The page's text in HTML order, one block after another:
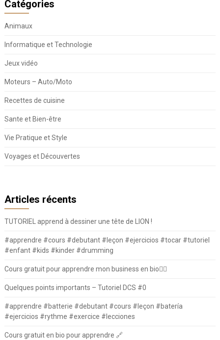
Catégories
Animaux
Informatique et Technologie
Jeux vidéo
Moteurs – Auto/Moto
Recettes de cuisine
Sante et Bien-être
Vie Pratique et Style
Voyages et Découvertes
Articles récents
TUTORIEL apprend à dessiner une tête de LION !
#apprendre #cours #debutant #leçon #ejercicios #tocar #tutoriel
#enfant #kids #kinder #drumming
Cours gratuit pour apprendre mon business en bio⛓️‍💥
Quelques points importants – Tutoriel DCS #0
#apprendre #batterie #debutant #cours #leçon #batería
#ejercicios #rythme #exercice #lecciones
Cours gratuit en bio pour apprendre 🔗